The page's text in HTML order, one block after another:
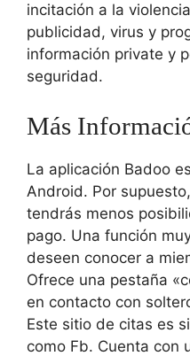
incitación a la
publicidad, virus y
información private y
seguridad.
Más
La aplicación Badoo
Android. Por
tendrás menos
pago. Una función
deseen conocer a
Ofrece una pestaña
en contacto con
Este sitio de citas es
como Fb. Cuenta con